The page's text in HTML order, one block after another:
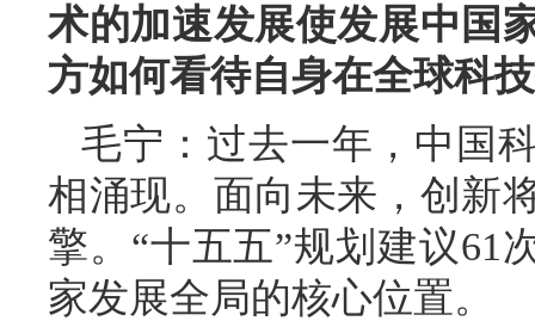
术的加速发展使发展中国
方如何看待自身在全球科
毛宁：过去一年，中国
相涌现。面向未来，创新
擎。“十五五”规划建议61
家发展全局的核心位置。